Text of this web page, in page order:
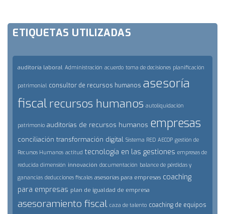
ETIQUETAS UTILIZADAS
auditoría laboral Administración acuerdo toma de decisiones planificación
patrimonial consultor de recursos humanos asesoría
fiscalrecursos humanos autoliquidación
patrimonio auditorías de recursos humanos empresas
conciliación transformación digital Sistema RED AECOP gestión de
Recursos Humanos actitud tecnología en las gestiones empresas de
reducida dimensión innovación documentación balance de pérdidas y
ganancias deducciones fiscales asesorías para empresas coaching
para empresas plan de igualdad de empresa
asesoramiento fiscal caza de talento coaching de equipos